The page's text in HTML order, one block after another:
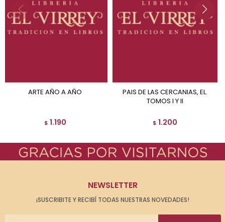
ARTE AÑO A AÑO
$ 1.190
PAIS DE LAS CERCANIAS, EL.
TOMOS I Y II
$ 1.200
NEWSLETTER
¡SUSCRIBITE Y RECIBÍ TODAS NUESTRAS NOVEDADES!